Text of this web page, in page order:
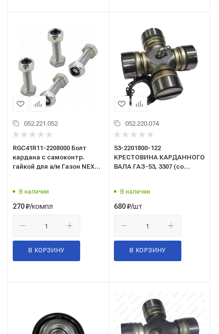
052.221.052
RGC41R11-2208000 Болт
кардана с самоконтр.
гайкой для а/м Газон NEXT
В наличии
270₽/компл
В КОРЗИНУ
052.220.074
53-2201800-122
КРЕСТОВИНА КАРДАННОГО
ВАЛА ГАЗ-53, 3307 (со
В наличии
680₽/шт
В КОРЗИНУ